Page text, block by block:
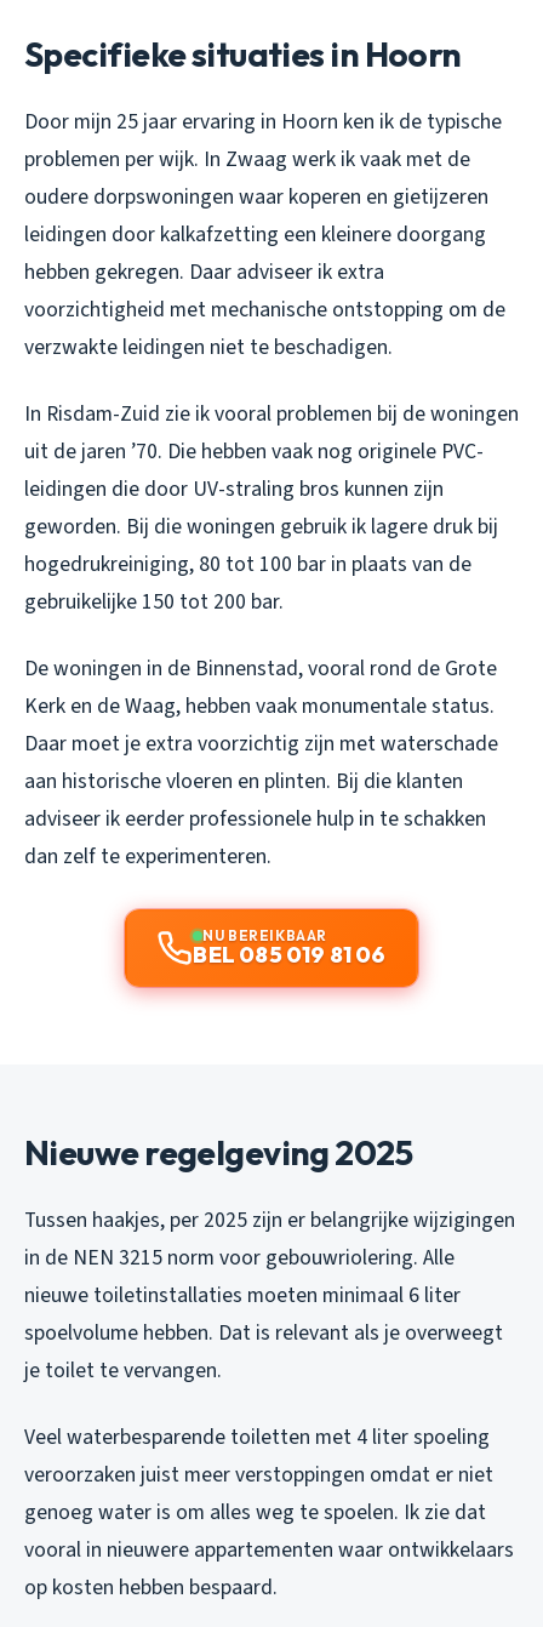
Specifieke situaties in Hoorn
Door mijn 25 jaar ervaring in Hoorn ken ik de typische
problemen per wijk. In Zwaag werk ik vaak met de
oudere dorpswoningen waar koperen en gietijzeren
leidingen door kalkafzetting een kleinere doorgang
hebben gekregen. Daar adviseer ik extra
voorzichtigheid met mechanische ontstopping om de
verzwakte leidingen niet te beschadigen.
In Risdam-Zuid zie ik vooral problemen bij de woningen
uit de jaren ’70. Die hebben vaak nog originele PVC-
leidingen die door UV-straling bros kunnen zijn
geworden. Bij die woningen gebruik ik lagere druk bij
hogedrukreiniging, 80 tot 100 bar in plaats van de
gebruikelijke 150 tot 200 bar.
De woningen in de Binnenstad, vooral rond de Grote
Kerk en de Waag, hebben vaak monumentale status.
Daar moet je extra voorzichtig zijn met waterschade
aan historische vloeren en plinten. Bij die klanten
adviseer ik eerder professionele hulp in te schakken
dan zelf te experimenteren.
NU BEREIKBAAR
BEL 085 019 81 06
Nieuwe regelgeving 2025
Tussen haakjes, per 2025 zijn er belangrijke wijzigingen
in de NEN 3215 norm voor gebouwriolering. Alle
nieuwe toiletinstallaties moeten minimaal 6 liter
spoelvolume hebben. Dat is relevant als je overweegt
je toilet te vervangen.
Veel waterbesparende toiletten met 4 liter spoeling
veroorzaken juist meer verstoppingen omdat er niet
genoeg water is om alles weg te spoelen. Ik zie dat
vooral in nieuwere appartementen waar ontwikkelaars
op kosten hebben bespaard.